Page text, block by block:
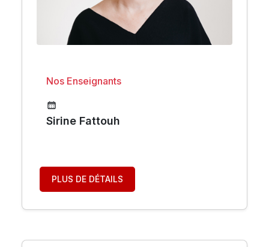
Nos Enseignants
Sirine Fattouh
PLUS DE DÉTAILS